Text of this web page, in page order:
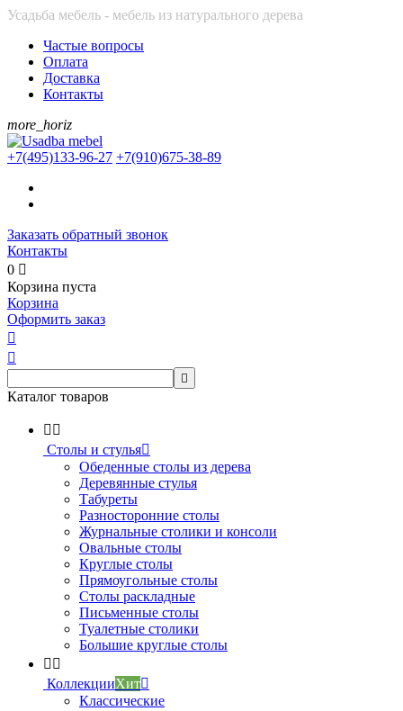
Усадьба мебель - мебель из натурального дерева
Частые вопросы
Оплата
Доставка
Контакты
more_horiz
+7(495)133-96-27 +7(910)675-38-89
Заказать обратный звонок
Контакты
0 
Корзина пуста
Корзина
Оформить заказ



Каталог товаров
 
Столы и стулья
Обеденные столы из дерева
Деревянные стулья
Табуреты
Разносторонние столы
Журнальные столики и консоли
Овальные столы
Круглые столы
Прямоугольные столы
Столы раскладные
Письменные столы
Туалетные столики
Большие круглые столы
 
КоллекцииХит
Классические